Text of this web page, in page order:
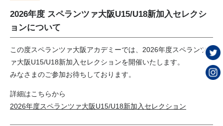
2026年度 スペランツァ大阪U15/U18新加入セレクシ
ョンについて
この度スペランツァ大阪アカデミーでは、2026年度スペランツ
ァ大阪U15/U18新加入セレクションを開催いたします。
みなさまのご参加お待ちしております。
詳細はこちらから
2026年度スペランツァ大阪U15/U18新加入セレクション